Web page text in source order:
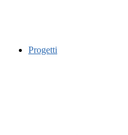
Progetti